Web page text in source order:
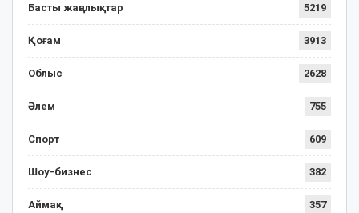
Басты жаңалықтар 5219
Қоғам 3913
Облыс 2628
Әлем 755
Спорт 609
Шоу-бизнес 382
Аймақ 357